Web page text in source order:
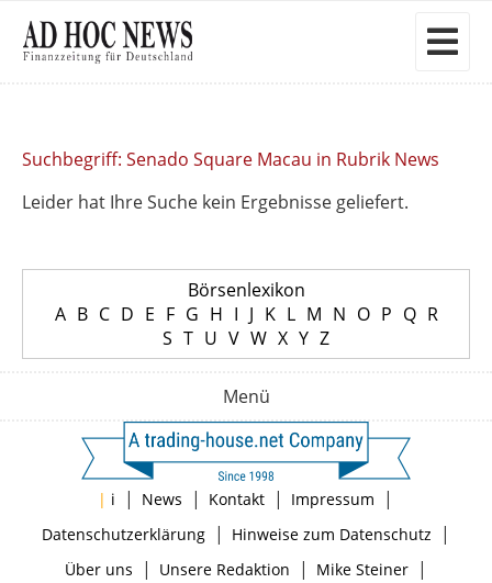
Suchbegriff: Senado Square Macau in Rubrik News
Leider hat Ihre Suche kein Ergebnisse geliefert.
Börsenlexikon
A B C D E F G H I J K L M N O P Q R
S T U V W X Y Z
Menü
| i | News | Kontakt | Impressum |
Datenschutzerklärung| Hinweise zum Datenschutz |
Über uns | Unsere Redaktion | Mike Steiner|